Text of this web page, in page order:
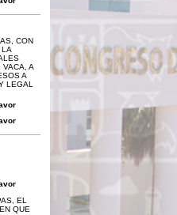
CON
LA
A
A
LEGAL
EL
QUE